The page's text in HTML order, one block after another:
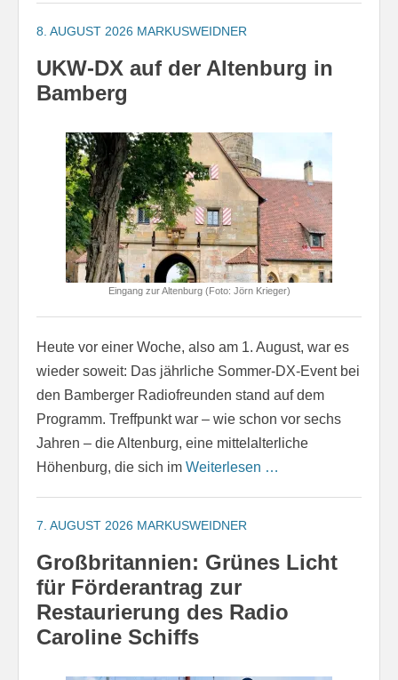
8. AUGUST 2026 MARKUSWEIDNER
UKW-DX auf der Altenburg in
Bamberg
Eingang zur Altenburg (Foto: Jörn Krieger)
Heute vor einer Woche, also am 1. August, war es
wieder soweit: Das jährliche Sommer-DX-Event bei
den Bamberger Radiofreunden stand auf dem
Programm. Treffpunkt war – wie schon vor sechs
Jahren – die Altenburg, eine mittelalterliche
Höhenburg, die sich im Weiterlesen …
7. AUGUST 2026 MARKUSWEIDNER
Großbritannien: Grünes Licht
für Förderantrag zur
Restaurierung des Radio
Caroline Schiffs